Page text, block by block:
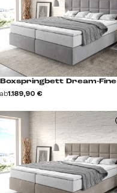
Boxspringbett Dream-Fine
ab1.189,90 €